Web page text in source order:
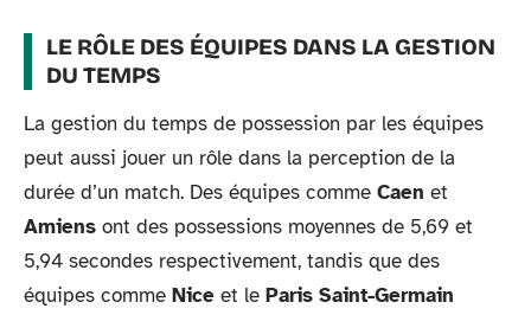
LE RÔLE DES ÉQUIPES DANS LA GESTION
DU TEMPS
La gestion du temps de possession par les équipes
peut aussi jouer un rôle dans la perception de la
durée d’un match. Des équipes comme Caen et
Amiens ont des possessions moyennes de 5,69 et
5,94 secondes respectivement, tandis que des
équipes comme Nice et le Paris Saint-Germain